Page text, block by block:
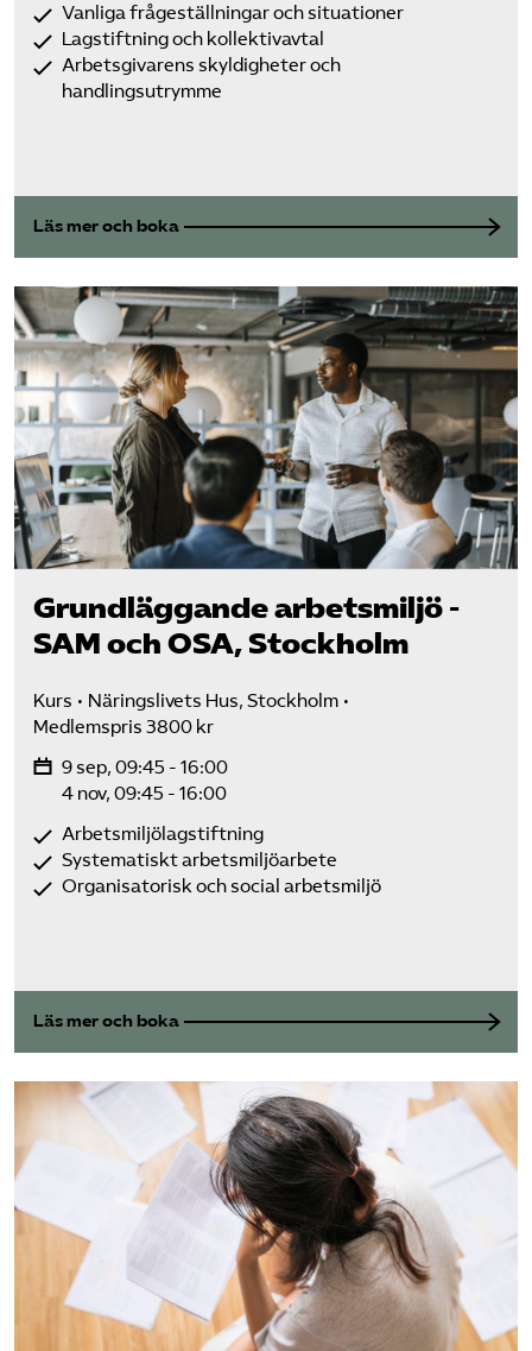
Vanliga frågeställningar och situationer
Lagstiftning och kollektivavtal
Arbetsgivarens skyldigheter och
handlingsutrymme
Läs mer och boka
Grundläggande arbetsmiljö -
SAM och OSA, Stockholm
Kurs
Näringslivets Hus, Stockholm
Medlemspris 3800 kr
9 sep, 09:45 - 16:00
4 nov, 09:45 - 16:00
Arbetsmiljölagstiftning
Systematiskt arbetsmiljöarbete
Organisatorisk och social arbetsmiljö
Läs mer och boka